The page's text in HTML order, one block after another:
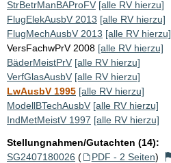
StrBetrManBAProFV [alle RV hierzu]
FlugElekAusbV 2013 [alle RV hierzu]
FlugMechAusbV 2013 [alle RV hierzu]
VersFachwPrV 2008 [alle RV hierzu]
BäderMeistPrV [alle RV hierzu]
VerfGlasAusbV [alle RV hierzu]
LwAusbV 1995 [alle RV hierzu]
ModellBTechAusbV [alle RV hierzu]
IndMetMeistV 1997 [alle RV hierzu]
Stellungnahmen/Gutachten (14):
SG2407180026 ( PDF - 2 Seiten)